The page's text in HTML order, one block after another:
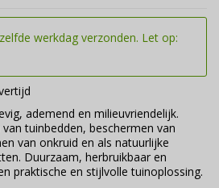
werkdag verzonden. Let op:
ademend en milieuvriendelijk.
tuinbedden, beschermen van
van onkruid en als natuurlijke
Duurzaam, herbruikbaar en
praktische en stijlvolle tuinoplossing.